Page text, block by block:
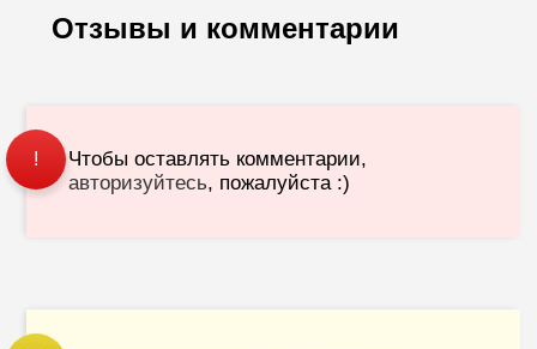
Отзывы и комментарии
!
Чтобы оставлять комментарии,
авторизуйтесь, пожалуйста :)